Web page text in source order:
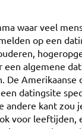
waar veel
op een
een algemene
De Amerikaanse
datingsite
andere kant zou
voor leeftijden,